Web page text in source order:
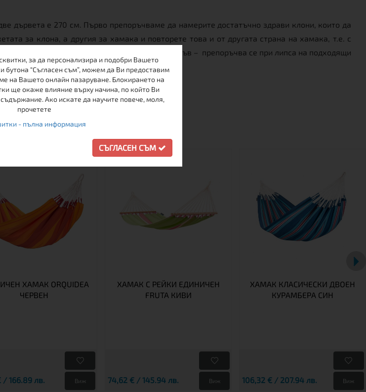
дървета е 270 см. Първо препоръчваме да намерите достатъчно здрави клони, които да
за клона, а другия за хамака и повторете това и от другата страна на хамака, т.е. с
освен красив аксесоар е и функционален такъв – препоръчва се при липса на подходящи
ОТ ТАЗИ МАРКА
ХАМАК ORQUIDEA
ЧЕРВЕН
/ 166.89 лв. Виж
ХАМАК С РЕЙКИ ЕДИНИЧЕН
FRUTA КИВИ
74,62 € / 145.94 лв. Виж
ХАМАК КЛАСИЧЕСКИ ДВОЕН
КУРАМБЕРА СИН
106,32 € / 207.94 лв. Виж
за да персонализира и подобри Вашето
бутона “Съгласен съм”, можем да Ви предоставим
на Вашето онлайн пазаруване. Блокирането на
ще окаже влияние върху начина, по който Ви
Ако искате да научите повече, моля,
прочетете
- пълна информация
СЪГЛАСЕН СЪМ